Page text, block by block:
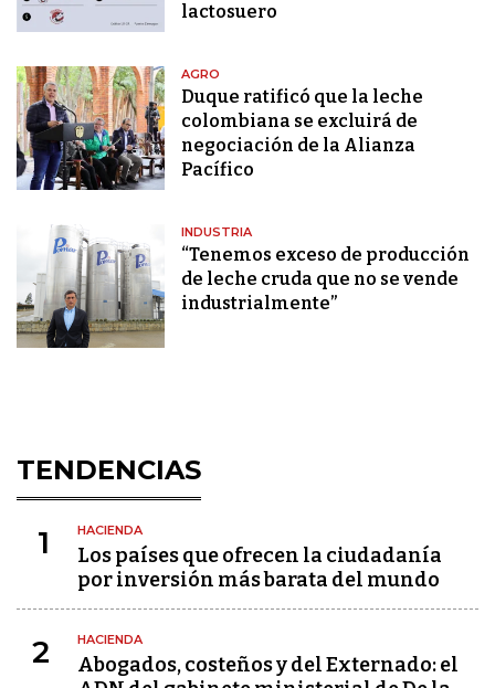
lactosuero
AGRO
Duque ratificó que la leche
colombiana se excluirá de
negociación de la Alianza
Pacífico
INDUSTRIA
“Tenemos exceso de producción
de leche cruda que no se vende
industrialmente”
TENDENCIAS
1 HACIENDA
Los países que ofrecen la ciudadanía
por inversión más barata del mundo
2 HACIENDA
Abogados, costeños y del Externado: el